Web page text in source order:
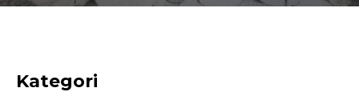
BERBASIS MORALITAS &
Kategori